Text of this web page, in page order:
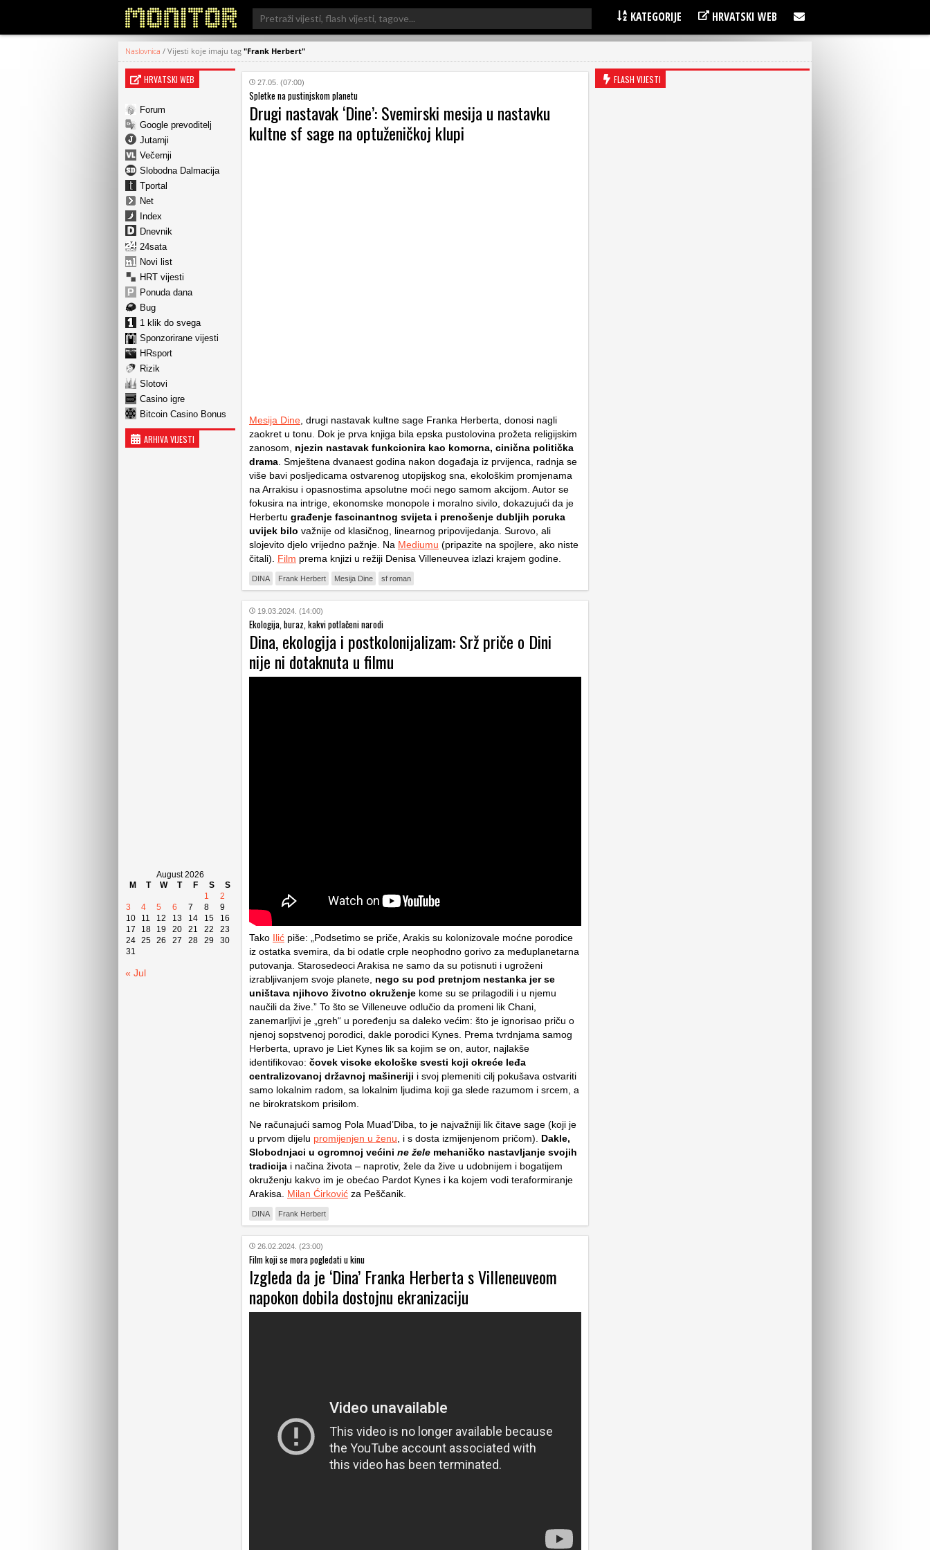
Search
for:
KATEGORIJE HRVATSKI WEB
Naslovnica / Vijesti koje imaju tag "Frank Herbert"
HRVATSKI WEB
Forum
Google prevoditelj
Jutarnji
Večernji
Slobodna Dalmacija
Tportal
Net
Index
Dnevnik
24sata
Novi list
HRT vijesti
Ponuda dana
Bug
1 klik do svega
Sponzorirane vijesti
HRsport
Rizik
Slotovi
Casino igre
Bitcoin Casino Bonus
ARHIVA VIJESTI
August 2026
M
T W T F S
S
1
2
3
4 5 6 7 8
9
10
11 12 13 14 15
16
17
18 19 20 21 22
23
24 25 26 27 28 29
30
31
« Jul
27.05. (07:00)
Spletke na pustinjskom planetu
Drugi nastavak ‘Dine’: Svemirski mesija u nastavku
kultne sf sage na optuženičkoj klupi
Mesija Dine , drugi nastavak kultne sage Franka Herberta, donosi nagli
zaokret u tonu. Dok je prva knjiga bila epska pustolovina prožeta religijskim
zanosom, njezin nastavak funkcionira kao komorna, cinična politička
drama . Smještena dvanaest godina nakon događaja iz prvijenca, radnja se
više bavi posljedicama ostvarenog utopijskog sna, ekološkim promjenama
na Arrakisu i opasnostima apsolutne moći nego samom akcijom. Autor se
fokusira na intrige, ekonomske monopole i moralno sivilo, dokazujući da je
Herbertu građenje fascinantnog svijeta i prenošenje dubljih poruka
uvijek bilo važnije od klasičnog, linearnog pripovijedanja. Surovo, ali
slojevito djelo vrijedno pažnje. Na Mediumu (pripazite na spojlere, ako niste
čitali). Film prema knjizi u režiji Denisa Villeneuvea izlazi krajem godine.
DINA Frank Herbert Mesija Dine sf roman
19.03.2024. (14:00)
Ekologija, buraz, kakvi potlačeni narodi
Dina, ekologija i postkolonijalizam: Srž priče o Dini
nije ni dotaknuta u filmu
Tako Ilić piše: „Podsetimo se priče, Arakis su kolonizovale moćne porodice
iz ostatka svemira, da bi odatle crple neophodno gorivo za međuplanetarna
putovanja. Starosedeoci Arakisa ne samo da su potisnuti i ugroženi
izrabljivanjem svoje planete, nego su pod pretnjom nestanka jer se
uništava njihovo životno okruženje kome su se prilagodili i u njemu
naučili da žive.” To što se Villeneuve odlučio da promeni lik Chani,
zanemarljivi je „greh“ u poređenju sa daleko većim: što je ignorisao priču o
njenoj sopstvenoj porodici, dakle porodici Kynes. Prema tvrdnjama samog
Herberta, upravo je Liet Kynes lik sa kojim se on, autor, najlakše
identifikovao: čovek visoke ekološke svesti koji okreće leđa
centralizovanoj državnoj mašineriji i svoj plemeniti cilj pokušava ostvariti
samo lokalnim radom, sa lokalnim ljudima koji ga slede razumom i srcem, a
ne birokratskom prisilom.
Ne računajući samog Pola Muad’Diba, to je najvažniji lik čitave sage (koji je
u prvom dijelu promijenjen u ženu , i s dosta izmijenjenom pričom). Dakle,
Slobodnjaci u ogromnoj većini ne žele mehaničko nastavljanje svojih
tradicija i načina života – naprotiv, žele da žive u udobnijem i bogatijem
okruženju kakvo im je obećao Pardot Kynes i ka kojem vodi teraformiranje
Arakisa. Milan Ćirković za Peščanik.
DINA Frank Herbert
26.02.2024. (23:00)
Film koji se mora pogledati u kinu
Izgleda da je ‘Dina’ Franka Herberta s Villeneuveom
napokon dobila dostojnu ekranizaciju
FLASH VIJESTI